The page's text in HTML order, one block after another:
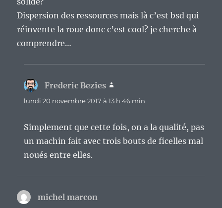
Dispersion des ressources mais là c’est bsd qui
réinvente la roue donc c’est cool? je cherche à
comprendre…
Frederic Bezies
lundi 20 novembre 2017 à 13 h 46 min
Simplement que cette fois, on a la qualité, pas
un machin fait avec trois bouts de ficelles mal
noués entre elles.
michel marcon